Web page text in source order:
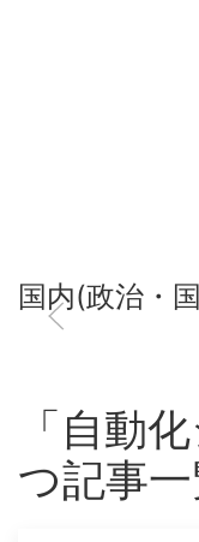
国内(政治・
「自動
つ記事